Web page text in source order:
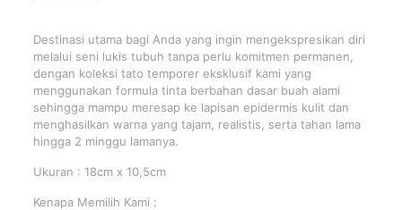
Destinasi utama bagi Anda yang ingin mengekspresikan diri
melalui seni lukis tubuh tanpa perlu komitmen permanen,
dengan koleksi tato temporer eksklusif kami yang
menggunakan formula tinta berbahan dasar buah alami
sehingga mampu meresap ke lapisan epidermis kulit dan
menghasilkan warna yang tajam, realistis, serta tahan lama
hingga 2 minggu lamanya.
Ukuran : 18cm x 10,5cm
Kenapa Memilih Kami :